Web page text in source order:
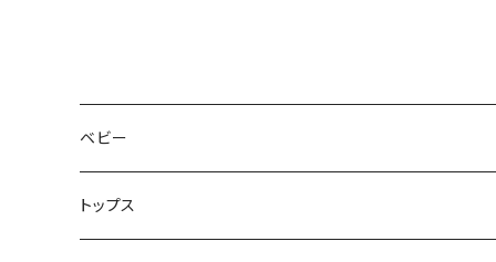
ベビー
トップス